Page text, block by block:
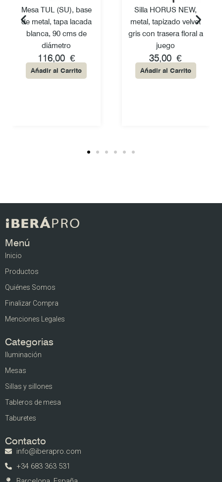
Mesa TUL (SU), base
de metal, tapa lacada
blanca, 90 cms de
diámetro
116,00 €
Añadir al Carrito
Silla HORUS NEW,
metal, tapizado velvet
gris con trasera floral a
juego
35,00€
Añadir al Carrito
Menú
Inicio
Productos
Quiénes Somos
Finalizar Compra
Menciones Legales
Categorias
Iluminación
Mesas
Sillas y sillones
Tableros de mesa
Taburetes
Contacto
info@iberapro.com
+34 683 363 531